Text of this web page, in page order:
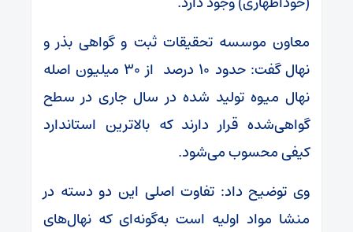
معاون موسسه تحقیقات ثبت و گواهی بذر و
نهال گفت: حدود ۱۰ درصد از ۳۰ میلیون اصله
نهال میوه تولید شده در سال جاری در سطح
گواهی‌شده قرار دارند که بالاترین استاندارد
کیفی محسوب می‌شود.
وی توضیح داد: تفاوت اصلی این دو دسته در
منشا مواد اولیه است به‌گونه‌ای که نهال‌های